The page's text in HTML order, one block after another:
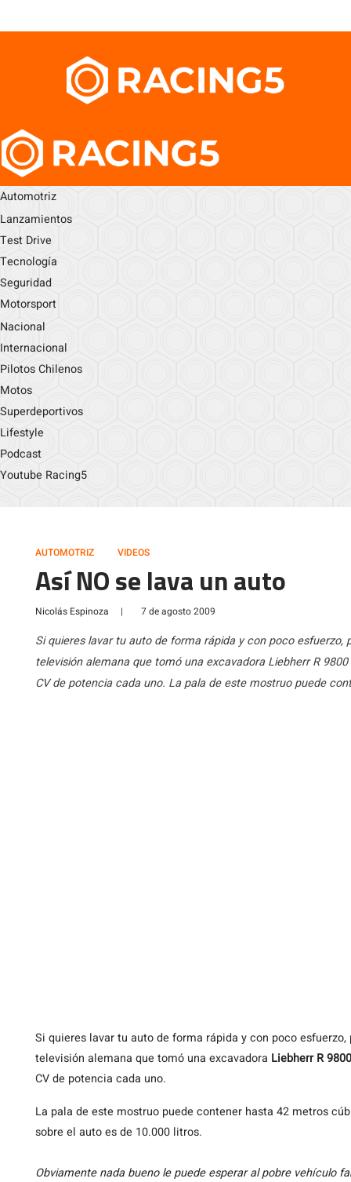
Automotriz
Lanzamientos
Test Drive
Tecnología
Seguridad
Motorsport
Nacional
Internacional
Pilotos Chilenos
Motos
Superdeportivos
Lifestyle
Podcast
Youtube Racing5
AUTOMOTRIZ VIDEOS
Así NO se lava un auto
Nicolás Espinoza | 7 de agosto 2009
Si quieres lavar tu auto de forma rápida y con poco
televisión alemana que tomó una excavadora Liebherr R
CV de potencia cada uno. La pala de este mostruo puede
Si quieres lavar tu auto de forma rápida y con poco
televisión alemana que tomó una excavadora Liebherr R 9800
CV de potencia cada uno.
La pala de este mostruo puede contener hasta 42 metros
sobre el auto es de 10.000 litros.
Obviamente nada bueno le puede esperar al pobre vehículo